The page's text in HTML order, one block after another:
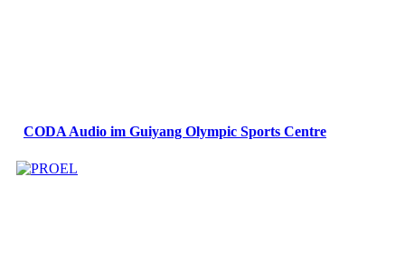
CODA Audio im Guiyang Olympic Sports Centre